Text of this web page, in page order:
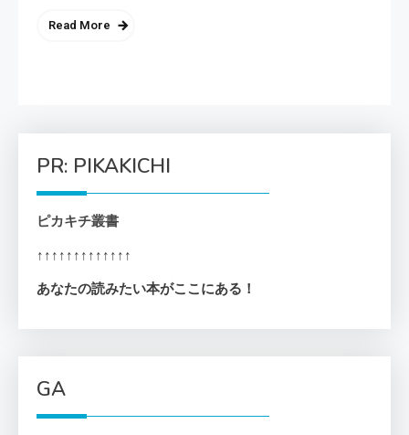
Read More
PR: PIKAKICHI
ピカキチ叢書
↑↑↑↑↑↑↑↑↑↑↑↑↑
あなたの読みたい本がここにある！
GA